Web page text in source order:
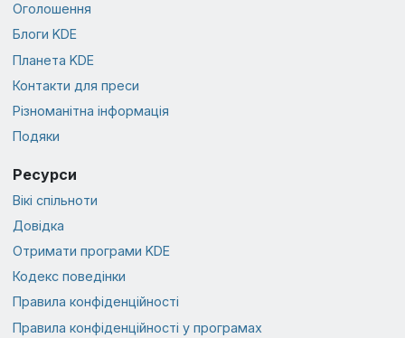
Оголошення
Блоги KDE
Планета KDE
Контакти для преси
Різноманітна інформація
Подяки
Ресурси
Вікі спільноти
Довідка
Отримати програми KDE
Кодекс поведінки
Правила конфіденційності
Правила конфіденційності у програмах